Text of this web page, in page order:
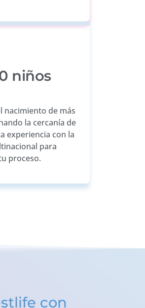
niños
nacimiento de más
la cercanía de
experiencia con la
para
proceso.
con